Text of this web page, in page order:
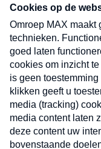
CONTACT